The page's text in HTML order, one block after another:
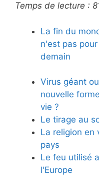
Temps de lecture :
La fin du
n'est pas pour
demain
Virus géant ou
nouvelle
vie ?
Le tirage au
La religion en
pays
Le feu utilisé
l'Europe